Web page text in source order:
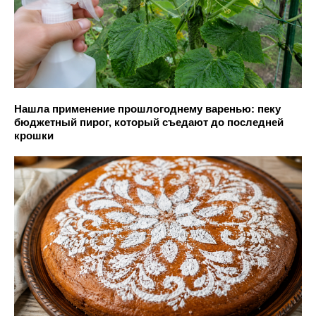
Нашла применение прошлогоднему варенью: пеку
бюджетный пирог, который съедают до последней
крошки